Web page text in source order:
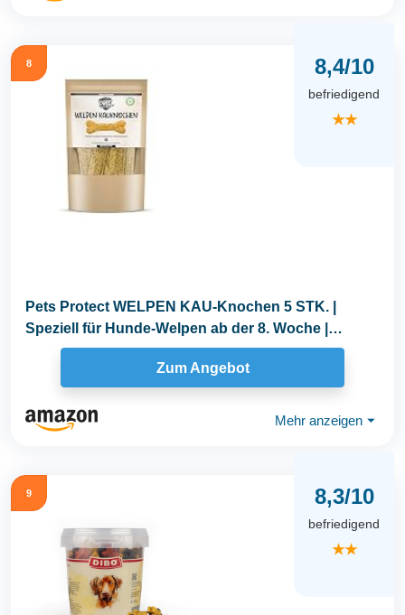
8 8,4/10
befriedigend
★★
Pets Protect WELPEN KAU-Knochen 5 STK. |
Speziell für Hunde-Welpen ab der 8. Woche |
Glutenfrei...
Zum Angebot
Mehr anzeigen ⏷
9 8,3/10
befriedigend
★★